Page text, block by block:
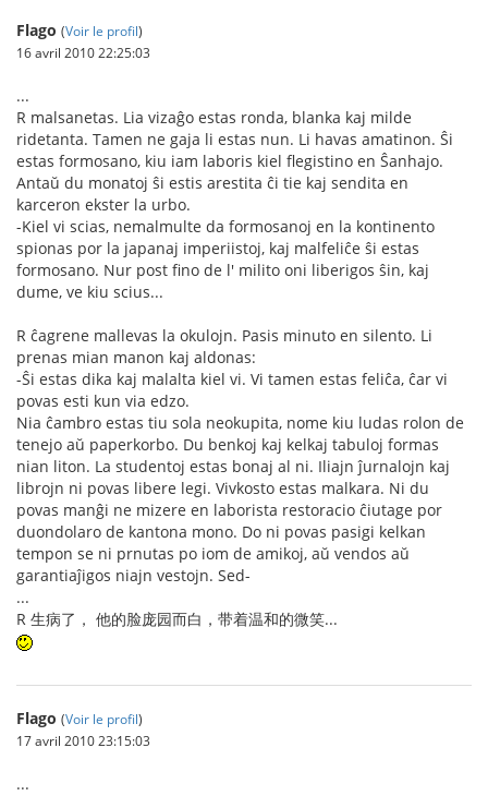
Flago (Voir le profil)
16 avril 2010 22:25:03
...
R malsanetas. Lia vizaĝo estas ronda, blanka kaj milde
ridetanta. Tamen ne gaja li estas nun. Li havas amatinon. Ŝi
estas formosano, kiu iam laboris kiel flegistino en Ŝanhajo.
Antaŭ du monatoj ŝi estis arestita ĉi tie kaj sendita en
karceron ekster la urbo.
-Kiel vi scias, nemalmulte da formosanoj en la kontinento
spionas por la japanaj imperiistoj, kaj malfeliĉe ŝi estas
formosano. Nur post fino de l' milito oni liberigos ŝin, kaj
dume, ve kiu scius...
R ĉagrene mallevas la okulojn. Pasis minuto en silento. Li
prenas mian manon kaj aldonas:
-Ŝi estas dika kaj malalta kiel vi. Vi tamen estas feliĉa, ĉar vi
povas esti kun via edzo.
Nia ĉambro estas tiu sola neokupita, nome kiu ludas rolon de
tenejo aŭ paperkorbo. Du benkoj kaj kelkaj tabuloj formas
nian liton. La studentoj estas bonaj al ni. Iliajn ĵurnalojn kaj
librojn ni povas libere legi. Vivkosto estas malkara. Ni du
povas manĝi ne mizere en laborista restoracio ĉiutage por
duondolaro de kantona mono. Do ni povas pasigi kelkan
tempon se ni prnutas po iom de amikoj, aŭ vendos aŭ
garantiaĵigos niajn vestojn. Sed-
...
R 生病了， 他的脸庞园而白，带着温和的微笑...
Flago (Voir le profil)
17 avril 2010 23:15:03
...